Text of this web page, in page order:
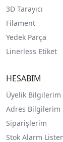
3D Tarayıcı
Filament
Yedek Parça
Linerless Etiket
HESABIM
Üyelik Bilgilerim
Adres Bilgilerim
Siparişlerim
Stok Alarm